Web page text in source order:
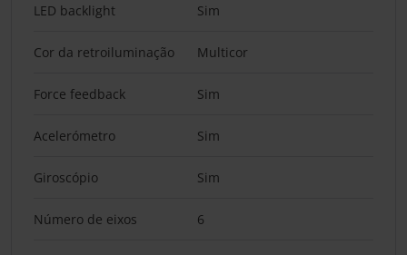
LED backlight Sim
Cor da retroiluminação Multicor
Force feedback Sim
Acelerómetro Sim
Giroscópio Sim
Número de eixos 6